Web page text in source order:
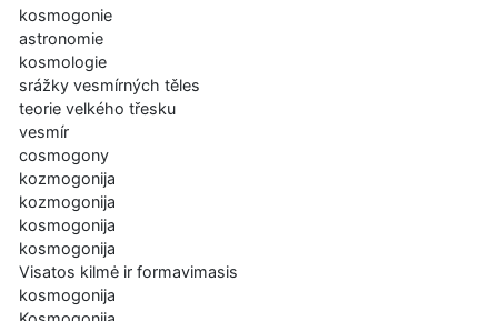
kosmogonie
astronomie
kosmologie
srážky vesmírných těles
teorie velkého třesku
vesmír
cosmogony
kozmogonija
kozmogonija
kosmogonija
kosmogonija
Visatos kilmė ir formavimasis
kosmogonija